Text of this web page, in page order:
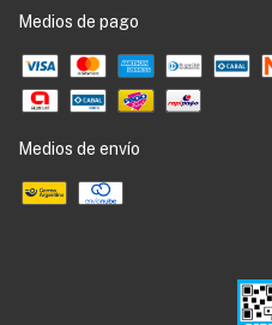
Medios de pago
Medios de envío